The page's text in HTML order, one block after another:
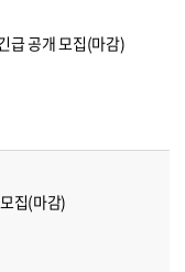
급 공개 모집(마감)
집(마감)